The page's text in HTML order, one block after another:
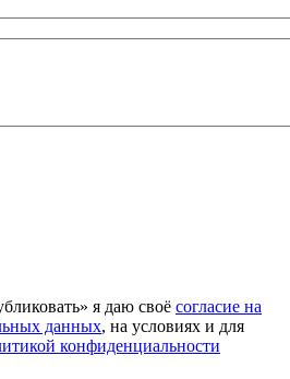
я даю своё согласие на
данных, на условиях и для
конфиденциальности